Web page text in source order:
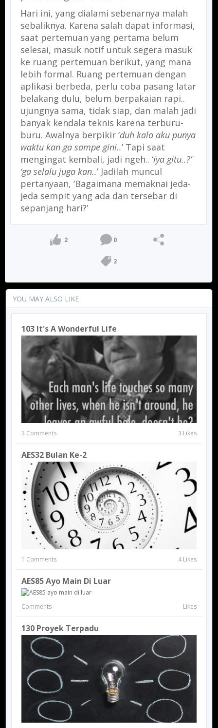
Hari ini, yang dialami sebenarnya malah
sebaliknya. Karena salah dapat informasi,
saat pertemuan yang pertama belum
selesai, masuk notif untuk segera masuk
ke ruang pertemuan berikut, yang mana
lebih formal. Ruang pertemuan dengan
aplikasi berbeda, perlu coba pasang latar
belakang dulu, belum berpakaian rapi..
ujungnya sama, tidak siap, dan malah jadi
banyak kendala teknis karena terburu-
buru. Awalnya berpikir ‘duh kalo aku punya
waktu kan ga sampe gini..’ Tapi saat
mengingat kembali, jadi ngeh.. ‘iya gitu..?’
‘ga selalu juga kan..’ Jadilah muncul
pertanyaan, ‘Bagaimana memaknai jeda-
jeda sempit yang ada dan tersebar di
sepanjang hari?’
2 0
2
YOU MAY ALSO LIKE
103 It's A Wonderful Life
3 Comments 3 Likes
AES32 Bulan Ke-2
1 Comments 4 Likes
AES85 Ayo Main Di Luar
Comments Likes
130 Proyek Terpadu